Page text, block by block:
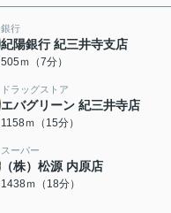
銀行
紀陽銀行 紀三井寺支店
505ｍ（7分）
ドラッグストア
エバグリーン 紀三井寺店
1158ｍ（15分）
スーパー
（株）松源 内原店
1438ｍ（18分）